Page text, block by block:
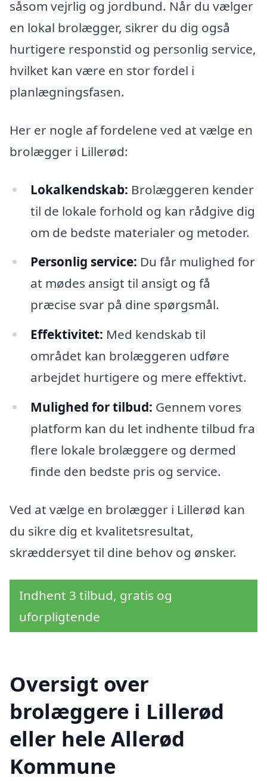
såsom vejrlig og jordbund. Når du vælger
en lokal brolægger, sikrer du dig også
hurtigere responstid og personlig service,
hvilket kan være en stor fordel i
planlægningsfasen.
Her er nogle af fordelene ved at vælge en
brolægger i Lillerød:
Lokalkendskab: Brolæggeren kender
til de lokale forhold og kan rådgive dig
om de bedste materialer og metoder.
Personlig service: Du får mulighed for
at mødes ansigt til ansigt og få
præcise svar på dine spørgsmål.
Effektivitet: Med kendskab til
området kan brolæggeren udføre
arbejdet hurtigere og mere effektivt.
Mulighed for tilbud: Gennem vores
platform kan du let indhente tilbud fra
flere lokale brolæggere og dermed
finde den bedste pris og service.
Ved at vælge en brolægger i Lillerød kan
du sikre dig et kvalitetsresultat,
skræddersyet til dine behov og ønsker.
Indhent 3 tilbud, gratis og
uforpligtende
Oversigt over
brolæggere i Lillerød
eller hele Allerød
Kommune